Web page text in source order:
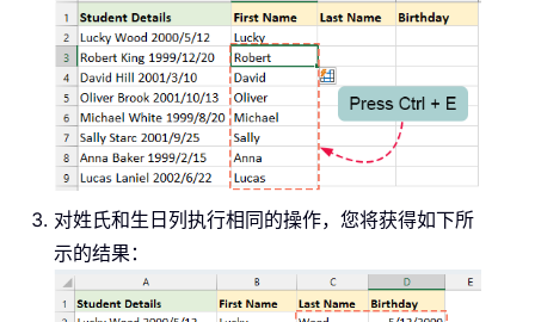
对姓氏和生日列执行相同的操作，您将获得如下所
示的结果：